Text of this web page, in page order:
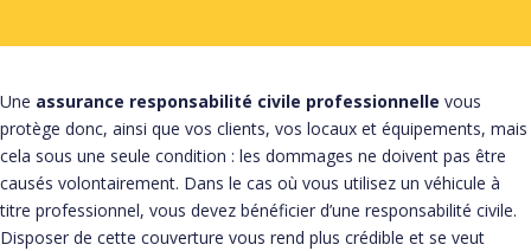
Une assurance responsabilité civile professionnelle vous
protège donc, ainsi que vos clients, vos locaux et équipements, mais
cela sous une seule condition : les dommages ne doivent pas être
causés volontairement. Dans le cas où vous utilisez un véhicule à
titre professionnel, vous devez bénéficier d’une responsabilité civile.
Disposer de cette couverture vous rend plus crédible et se veut